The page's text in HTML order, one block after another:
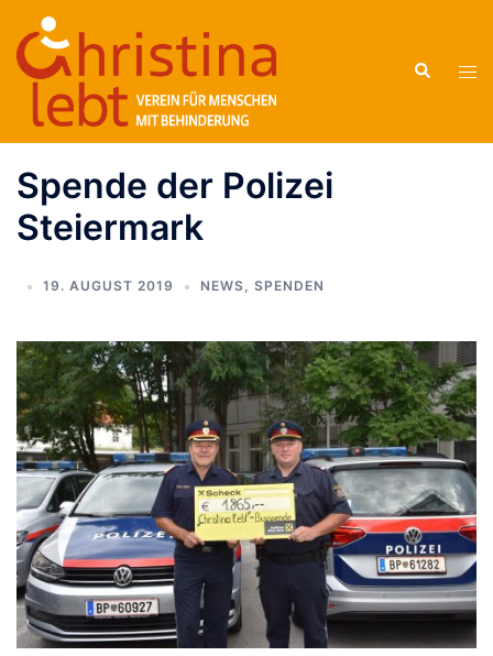
Inhalt
springen
Suche
Spende der Polizei
Steiermark
19. AUGUST 2019 NEWS, SPENDEN